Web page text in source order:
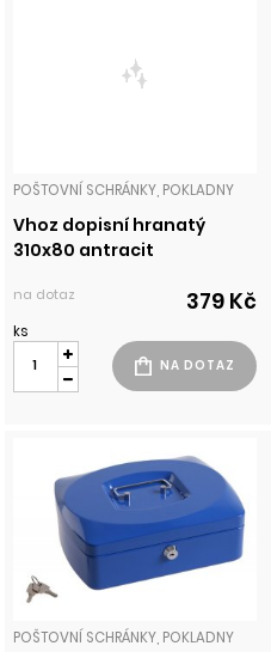
POŠTOVNÍ SCHRÁNKY, POKLADNY
Vhoz dopisní hranatý
310x80 antracit
na dotaz 379 Kč
ks
POŠTOVNÍ SCHRÁNKY, POKLADNY